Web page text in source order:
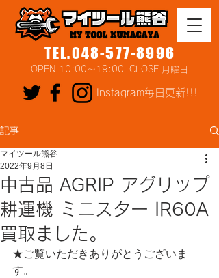
TEL.048-577-8996
OPEN 10:00～19:00 CLOSE 月曜日
Instagram毎日更新!!!
記事
中古品 AGRIP アグリップ
耕運機 ミニスター IR60A
買取ました。
マイツール熊谷
2022年9月8日
★ご覧いただきありがとうございま
す。